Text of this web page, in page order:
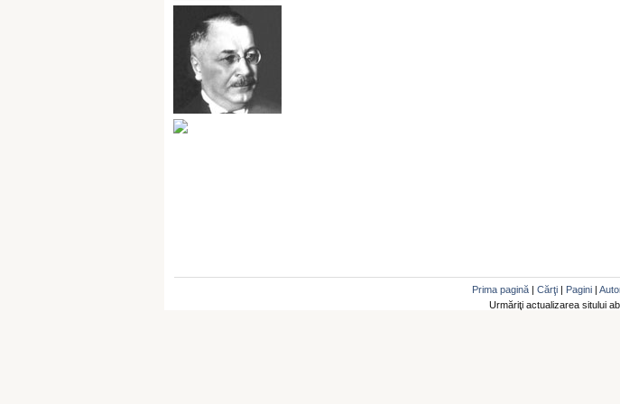
Prima pagină| Cărţi| Pagini|
Urmăriţi actualizarea sitului